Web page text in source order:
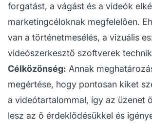
forgatást, a vágást és a videók
marketingcéloknak megfelelően.
van a történetmesélés, a vizuális
videószerkesztő szoftverek
Célközönség: Annak
megértése, hogy pontosan kiket
a videótartalommal, így az üzenet
lesz az ő érdeklődésükkel és